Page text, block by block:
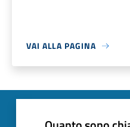
VAI ALLA PAGINA